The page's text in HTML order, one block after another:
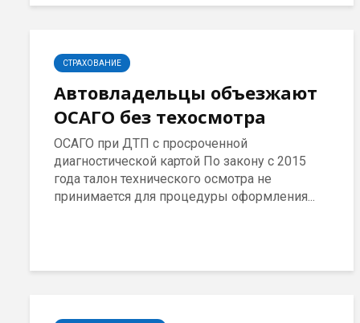
СТРАХОВАНИЕ
Автовладельцы объезжают
ОСАГО без техосмотра
ОСАГО при ДТП с просроченной
диагностической картой По закону с 2015
года талон технического осмотра не
принимается для процедуры оформления...